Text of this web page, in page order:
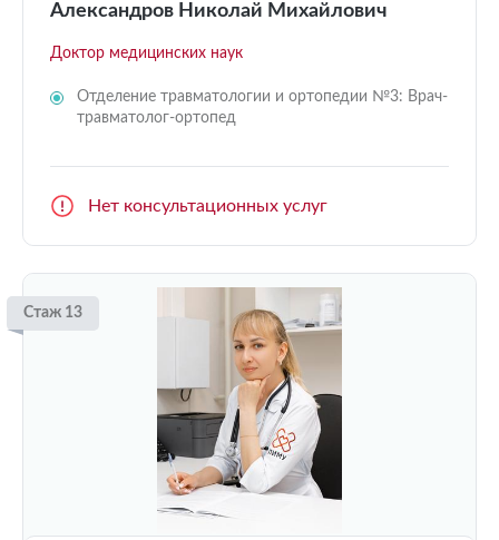
Александров Николай Михайлович
Доктор медицинских наук
Отделение травматологии и ортопедии №3: Врач-
травматолог-ортопед
Нет консультационных услуг
Стаж 13